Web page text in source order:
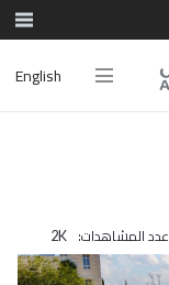
English
عدد المشاهدات: 2K